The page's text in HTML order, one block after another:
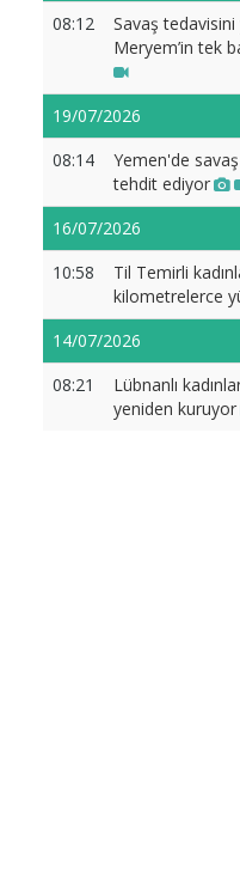
08:12
Savaş tedavisini
Meryem’in tek
19/07/2026
08:14
Yemen'de savaş
tehdit ediyor
16/07/2026
10:58
Til Temirli
kilometrelerce
14/07/2026
08:21
Lübnanlı
yeniden kuruyor